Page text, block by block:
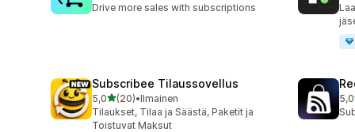
Drive more sales with subscriptions
Subscribee Tilaussovellus
5,0/ 5 tähteä
(20)
20 arvostelua yhteensä
•Ilmainen
Tilaukset, Tilaa ja Säästä, Paketit ja
Toistuvat Maksut
5,0